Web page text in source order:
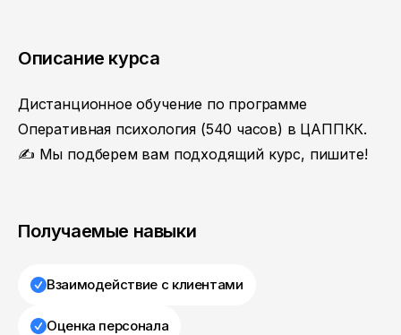
Описание курса
Дистанционное обучение по программе
Оперативная психология (540 часов) в ЦАППКК.
✍ Мы подберем вам подходящий курс, пишите!
Получаемые навыки
Взаимодействие с клиентами
Оценка персонала